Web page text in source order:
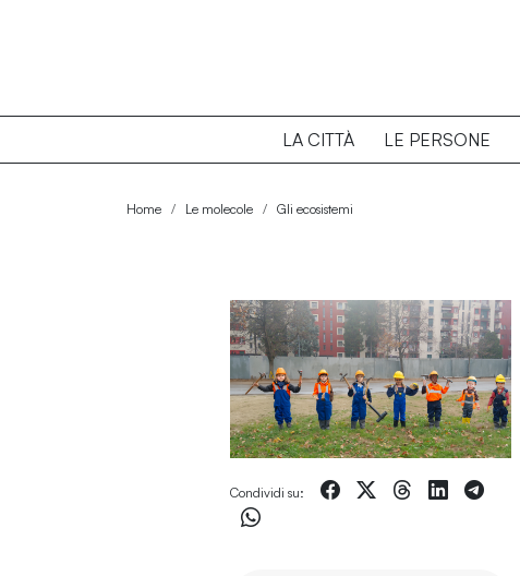
LA CITTÀ LE PERSONE
Home Le molecole Gli ecosistemi
Condividi su: